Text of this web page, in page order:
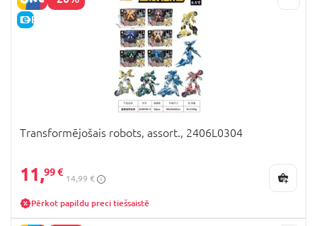
E-CENA
Transformējošais robots, assort., 2406L0304
11,99 €
14,99 €
Pērkot papildu preci tiešsaistē